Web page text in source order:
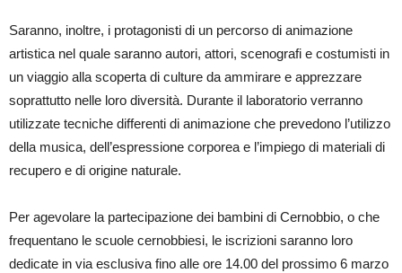
Saranno, inoltre, i protagonisti di un percorso di animazione
artistica nel quale saranno autori, attori, scenografi e costumisti in
un viaggio alla scoperta di culture da ammirare e apprezzare
soprattutto nelle loro diversità. Durante il laboratorio verranno
utilizzate tecniche differenti di animazione che prevedono l’utilizzo
della musica, dell’espressione corporea e l’impiego di materiali di
recupero e di origine naturale.
Per agevolare la partecipazione dei bambini di Cernobbio, o che
frequentano le scuole cernobbiesi, le iscrizioni saranno loro
dedicate in via esclusiva fino alle ore 14.00 del prossimo 6 marzo